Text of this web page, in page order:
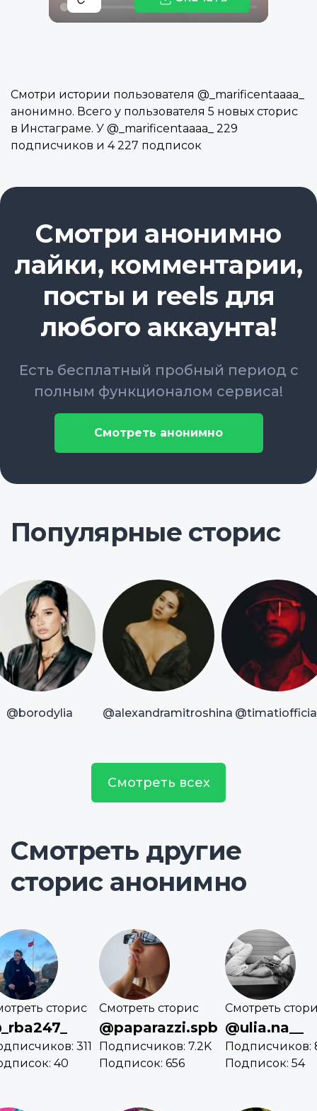
Смотри истории пользователя @_marificentaaaa_
анонимно. Всего у пользователя 5 новых сторис
в Инстаграме. У @_marificentaaaa_ 229
подписчиков и 4 227 подписок
Смотри анонимно
лайки, комментарии,
посты и reels для
любого аккаунта!
Есть бесплатный пробный период с
полным функционалом сервиса!
Смотреть анонимно
Популярные сторис
@borodylia @alexandramitroshina
Смотреть всех
Смотреть другие
сторис анонимно
сторис
311
40
Смотреть сторис
@paparazzi.spb
Подписчиков: 7.2K
Подписок: 656
Смотреть
@ulia.na__
Подписчиков:
Подписок: 54